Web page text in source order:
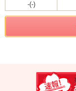
-(-)